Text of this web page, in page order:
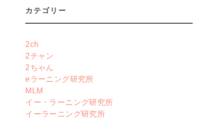
カテゴリー
2ch
2チャン
2ちゃん
eラーニング研究所
MLM
イー・ラーニング研究所
イーラーニング研究所